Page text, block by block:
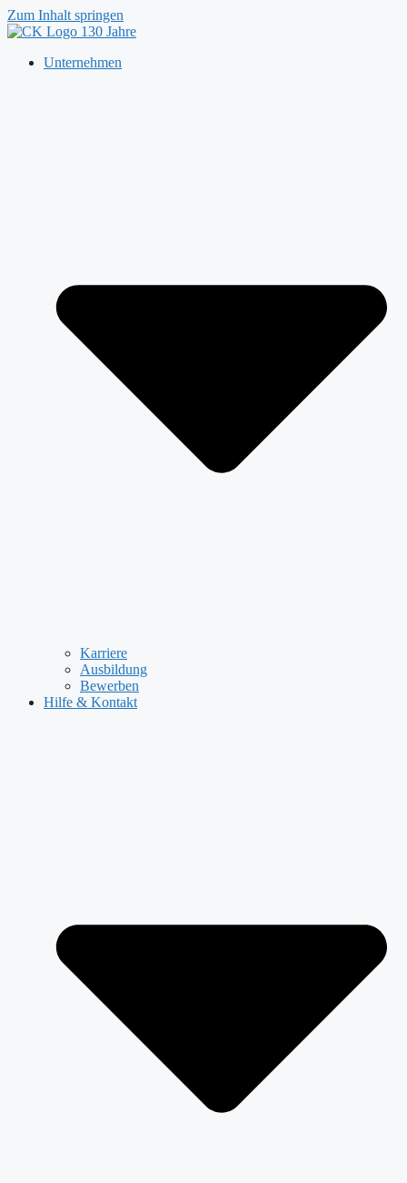
Zum Inhalt springen
Unternehmen
Karriere
Ausbildung
Bewerben
Hilfe & Kontakt